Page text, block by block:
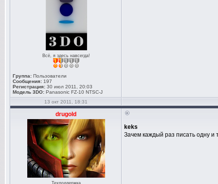
Всё, я здесь навсегда!
Группа: Пользователи
Сообщения: 197
Регистрация: 30 июл 2011, 20:03
Модель 3DO: Panasonic FZ-10 NTSC-J
13 окт 2011, 18:31
drugold
Техподдержка
keks
Зачем каждый раз писать одну и